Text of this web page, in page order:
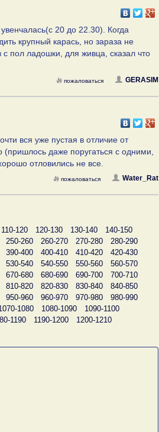
20 до 22.30). Когда
крупный карась, но зараза не
пол ладошки, для живца, сказал что
GERASIM
пожаловаться
вся уже пустая в отличие от
даже поругаться с одними,
отловились не все.
Water_Rat
пожаловаться
110-120 120-130 130-140
140-150
250-260 260-270 270-280
280-290
390-400 400-410 410-420
420-430
530-540 540-550 550-560
560-570
670-680 680-690 690-700
700-710
810-820 820-830 830-840
840-850
950-960 960-970 970-980
980-990
1080 1080-1090
1090-1100
1190 1190-1200
1200-1210